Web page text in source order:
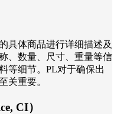
具体商品进行详细描述及
、数量、尺寸、重量等信
等细节。PL对于确保出
关重要。
CI）